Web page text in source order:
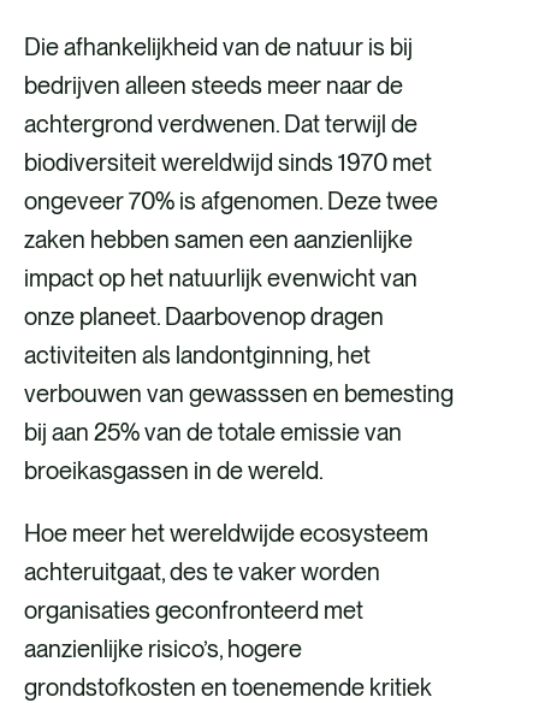
Die afhankelijkheid van de natuur is bij
bedrijven alleen steeds meer naar de
achtergrond verdwenen. Dat terwijl de
biodiversiteit wereldwijd sinds 1970 met
ongeveer 70% is afgenomen. Deze twee
zaken hebben samen een aanzienlijke
impact op het natuurlijk evenwicht van
onze planeet. Daarbovenop dragen
activiteiten als landontginning, het
verbouwen van gewasssen en bemesting
bij aan 25% van de totale emissie van
broeikasgassen in de wereld.
Hoe meer het wereldwijde ecosysteem
achteruitgaat, des te vaker worden
organisaties geconfronteerd met
aanzienlijke risico’s, hogere
grondstofkosten en toenemende kritiek